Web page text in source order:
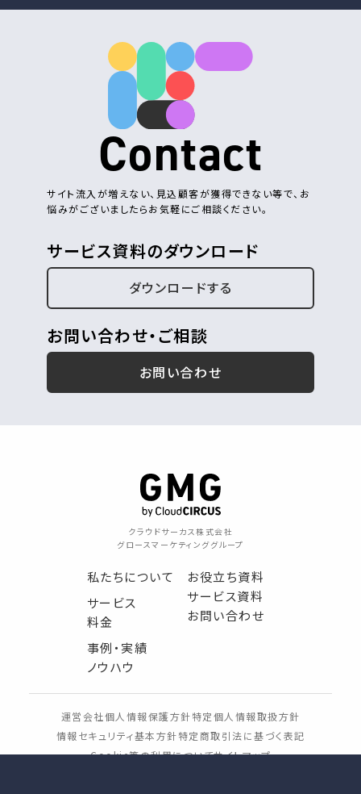
Contact
サイト流入が増えない、見込顧客が獲得できない等で、お
悩みがございましたらお気軽にご相談ください。
サービス資料のダウンロード
ダウンロードする
お問い合わせ・ご相談
お問い合わせ
クラウドサーカス株式会社
グロースマーケティンググループ
私たちについて
サービス
料金
事例・実績
ノウハウ
お役立ち資料
サービス資料
お問い合わせ
運営会社個人情報保護方針特定個人情報取扱方針
情報セキュリティ基本方針特定商取引法に基づく表記
Cookie等の利用についてサイトマップ